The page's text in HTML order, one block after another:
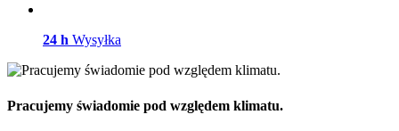
24 h Wysyłka
Pracujemy świadomie pod względem klimatu.